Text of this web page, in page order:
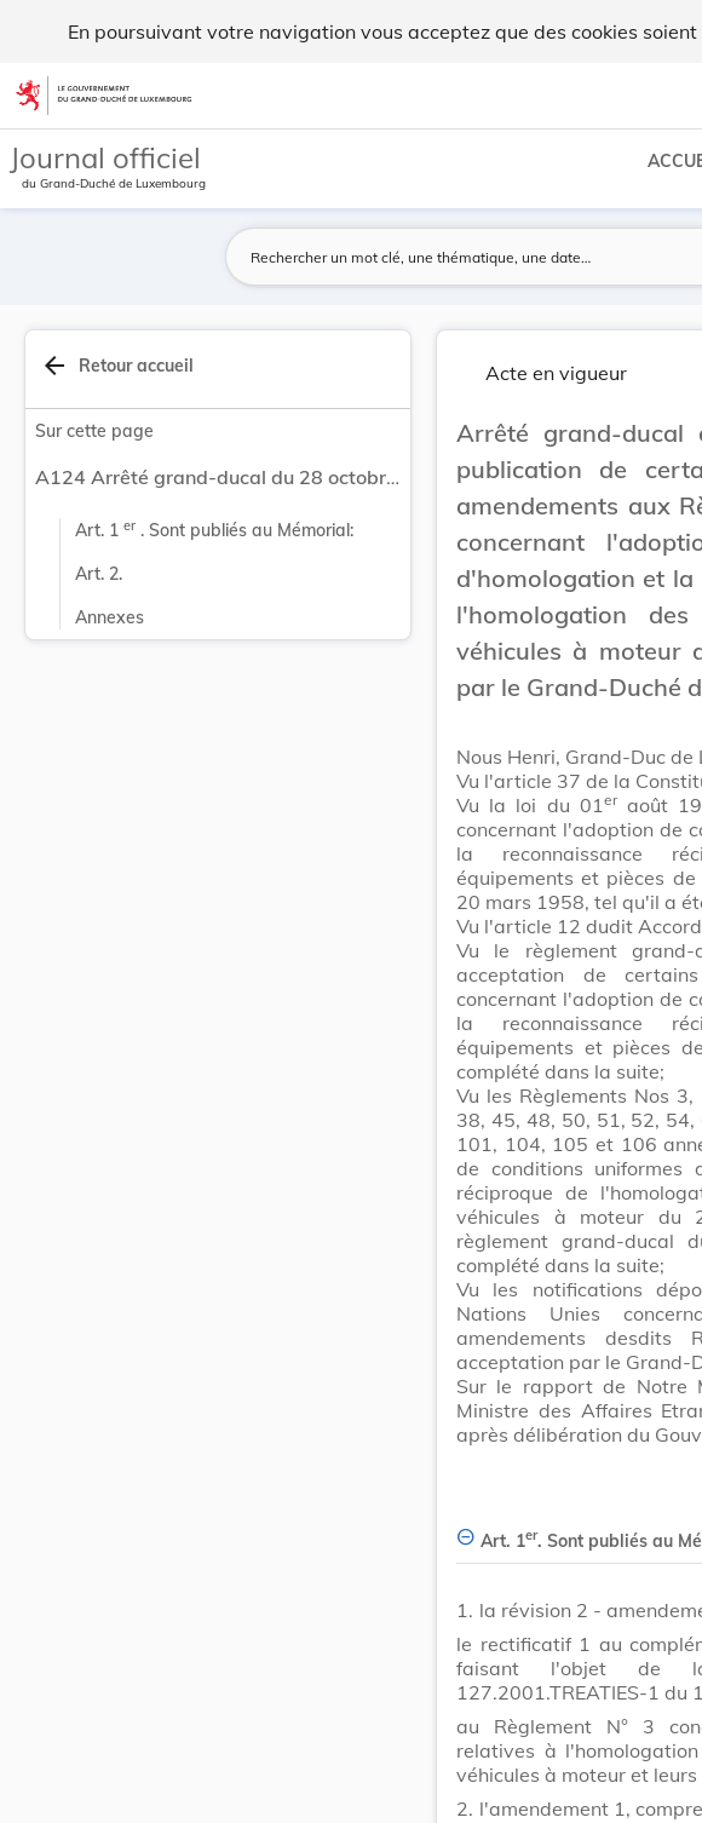
En poursuivant votre navigation vous acceptez que des cookies
Aller au contenu
Journal officiel
du Grand-Duché de Luxembourg
arrow_back Retour accueil
Sur cette page
A124 Arrêté grand-ducal du 28 octobre 2002 portant publication de certains rectificatifs, révisions et amendements eux Règlements annexés à l'Accord concernant l'adoption de conditions uniformes d'homologation et la reconnaissance réciproque de l'homologation des équipements et pièces de véhicules à moteur du 20 mars 1958 et acceptés par le Grand-Duché de Luxembourg.
Art. 1 er . Sont publiés au Mémorial:
Art. 2.
Annexes
Acte en vigueur
Arrêté grand-
publication de
amendements aux
concernant
d'homologation et la
l'homologation
véhicules à moteur
par le Grand-Duché
Nous Henri, Grand-Duc
Vu l'article 37 de la
Vu la loi du 01 eraoût
concernant l'adoption de
la reconnaissance
équipements et pièces
20 mars 1958, tel qu'il a
Vu l'article 12 dudit
Vu le règlement
acceptation de
concernant l'adoption de
la reconnaissance
équipements et pièces
complété dans la suite;
Vu les Règlements Nos
38, 45, 48, 50, 51, 52,
101, 104, 105 et 106
de conditions uniformes
réciproque de
véhicules à moteur du
règlement grand-
complété dans la suite;
Vu les notifications
Nations Unies
amendements desdits
acceptation par le Grand-
Sur le rapport de Notre
Ministre des Affaires
après délibération du
Art. 1er. Sont publiés au
1. la révision 2 -
le rectificatif 1 au
faisant l'objet de la
127.2001.TREATIES-1 du
au Règlement N° 3
relatives à
véhicules à moteur et leurs
2. l'amendement 1,